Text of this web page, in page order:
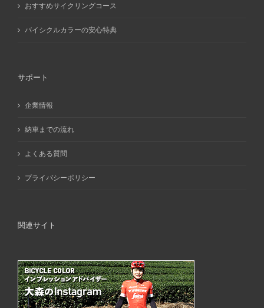
おすすめサイクリングコース
バイシクルカラーの安心特典
サポート
企業情報
納車までの流れ
よくある質問
プライバシーポリシー
関連サイト